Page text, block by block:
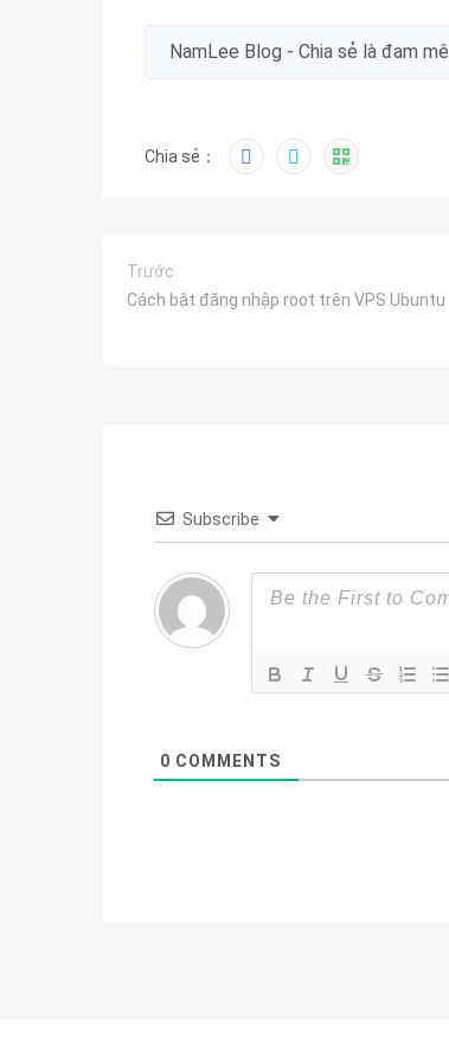
NamLee Blog - Chia sẻ là đam mê
Chia sẻ：
Trước
Cách bật đăng nhập root trên VPS Ubuntu
Subscribe
0 COMMENTS